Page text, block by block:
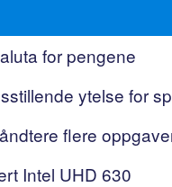
for pengene
ytelse for
flere
Intel UHD 630